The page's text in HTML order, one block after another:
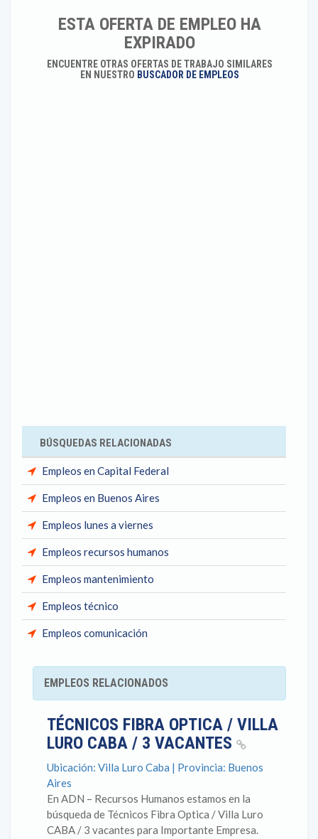
ESTA OFERTA DE EMPLEO HA
EXPIRADO
ENCUENTRE OTRAS OFERTAS DE TRABAJO SIMILARES
EN NUESTRO BUSCADOR DE EMPLEOS
BÚSQUEDAS RELACIONADAS
Empleos en Capital Federal
Empleos en Buenos Aires
Empleos lunes a viernes
Empleos recursos humanos
Empleos mantenimiento
Empleos técnico
Empleos comunicación
EMPLEOS RELACIONADOS
TÉCNICOS FIBRA OPTICA / VILLA
LURO CABA / 3 VACANTES
Ubicación: Villa Luro Caba | Provincia: Buenos
Aires
En ADN – Recursos Humanos estamos en la
búsqueda de Técnicos Fibra Optica / Villa Luro
CABA / 3 vacantes para Importante Empresa.